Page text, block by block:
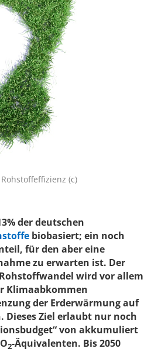
(c)
der deutschen
biobasiert; ein noch
für den aber eine
zu erwarten ist. Der
wird vor allem
Klimaabkommen
der Erderwärmung auf
Dieses Ziel erlaubt nur noch
von akkumuliert
2-Äquivalenten. Bis 2050